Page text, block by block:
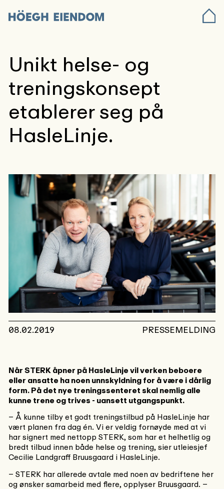
Unikt helse- og
treningskonsept
etablerer seg på
HasleLinje.
08.02.2019 PRESSEMELDING
Når STERK åpner på HasleLinje vil verken beboere
eller ansatte ha noen unnskyldning for å være i dårlig
form. På det nye treningssenteret skal nemlig alle
kunne trene og trives - uansett utgangspunkt.
– Å kunne tilby et godt treningstilbud på HasleLinje har
vært planen fra dag én. Vi er veldig fornøyde med at vi
har signert med nettopp STERK, som har et helhetlig og
bredt tilbud innen både helse og trening, sier utleiesjef
Cecilie Landgraff Bruusgaard i HasleLinje.
– STERK har allerede avtale med noen av bedriftene her
og ønsker samarbeid med flere, opplyser Bruusgaard. –